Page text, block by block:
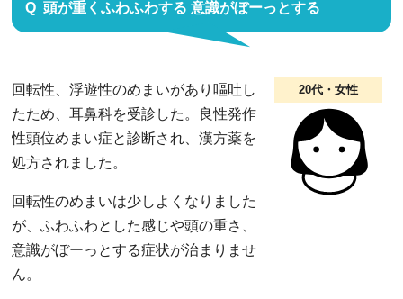
頭が重くふわふわする 意識がぼーっとする
20代・女性
回転性、浮遊性のめまいがあり嘔吐し
たため、耳鼻科を受診した。良性発作
性頭位めまい症と診断され、漢方薬を
処方されました。
回転性のめまいは少しよくなりました
が、ふわふわとした感じや頭の重さ、
意識がぼーっとする症状が治まりませ
ん。